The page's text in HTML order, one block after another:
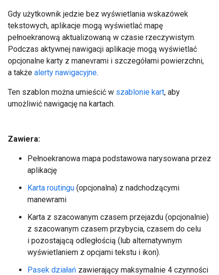
Gdy użytkownik jedzie bez wyświetlania wskazówek
tekstowych, aplikacje mogą wyświetlać mapę
pełnoekranową aktualizowaną w czasie rzeczywistym.
Podczas aktywnej nawigacji aplikacje mogą wyświetlać
opcjonalne karty z manevrami i szczegółami powierzchni,
a także alerty nawigacyjne.
Ten szablon można umieścić w szablonie kart, aby
umożliwić nawigację na kartach.
Zawiera:
Pełnoekranowa mapa podstawowa narysowana przez
aplikację
Karta routingu (opcjonalna) z nadchodzącymi
manewrami
Karta z szacowanym czasem przejazdu (opcjonalnie)
z szacowanym czasem przybycia, czasem do celu
i pozostającą odległością (lub alternatywnym
wyświetlaniem z opcjami tekstu i ikon).
Pasek działań zawierający maksymalnie 4 czynności